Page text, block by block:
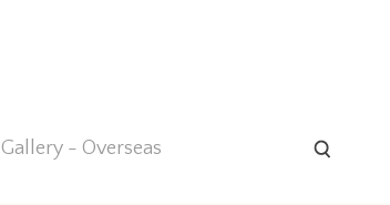
Gallery - Overseas